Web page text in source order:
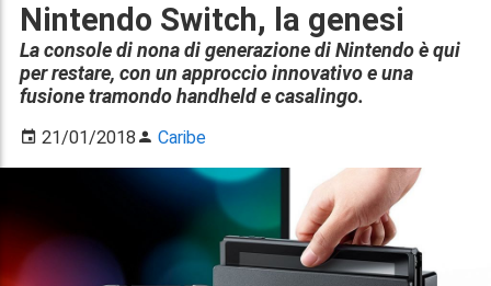
Nintendo Switch, la genesi
La console di nona di generazione di Nintendo è qui
per restare, con un approccio innovativo e una
fusione tramondo handheld e casalingo.
21/01/2018 Caribe